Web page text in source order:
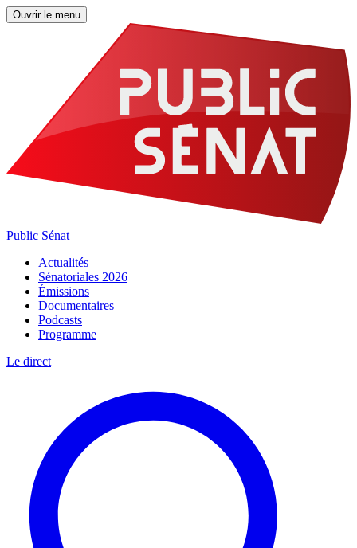
Ouvrir le menu
Public Sénat
Actualités
Sénatoriales 2026
Émissions
Documentaires
Podcasts
Programme
Le direct